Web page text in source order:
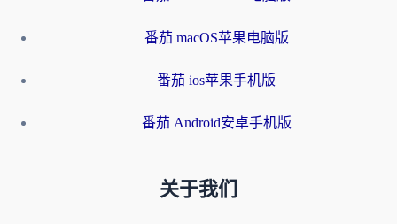
番茄 macOS苹果电脑版
番茄 ios苹果手机版
番茄 Android安卓手机版
关于我们